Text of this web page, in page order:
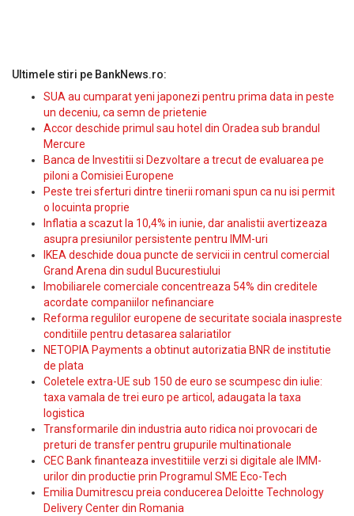
Ultimele stiri pe BankNews.ro:
SUA au cumparat yeni japonezi pentru prima data in peste
un deceniu, ca semn de prietenie
Accor deschide primul sau hotel din Oradea sub brandul
Mercure
Banca de Investitii si Dezvoltare a trecut de evaluarea pe
piloni a Comisiei Europene
Peste trei sferturi dintre tinerii romani spun ca nu isi permit
o locuinta proprie
Inflatia a scazut la 10,4% in iunie, dar analistii avertizeaza
asupra presiunilor persistente pentru IMM-uri
IKEA deschide doua puncte de servicii in centrul comercial
Grand Arena din sudul Bucurestiului
Imobiliarele comerciale concentreaza 54% din creditele
acordate companiilor nefinanciare
Reforma regulilor europene de securitate sociala inaspreste
conditiile pentru detasarea salariatilor
NETOPIA Payments a obtinut autorizatia BNR de institutie
de plata
Coletele extra-UE sub 150 de euro se scumpesc din iulie:
taxa vamala de trei euro pe articol, adaugata la taxa
logistica
Transformarile din industria auto ridica noi provocari de
preturi de transfer pentru grupurile multinationale
CEC Bank finanteaza investitiile verzi si digitale ale IMM-
urilor din productie prin Programul SME Eco-Tech
Emilia Dumitrescu preia conducerea Deloitte Technology
Delivery Center din Romania